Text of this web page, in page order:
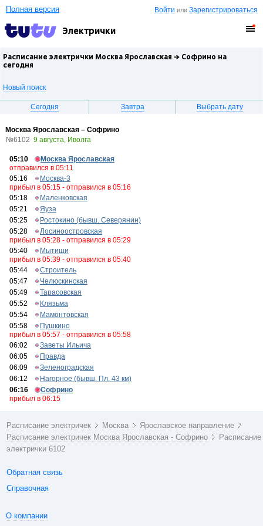
Войти илиЗарегистрироваться
Полная версия
Электрички
Расписание электрички Москва Ярославская → Софрино на
сегодня
Новый поиск
Сегодня Завтра Выбрать дату
Москва Ярославская – Софрино
№6102 9 августа, Иволга
05:10
Москва Ярославская
отправился в 05:11
05:16
Москва-3
прибыл в 05:15 - отправился в 05:16
05:18
Маленковская
05:21
Яуза
05:25
Ростокино (бывш. Северянин)
05:28
Лосиноостровская
прибыл в 05:28 - отправился в 05:29
05:40
Мытищи
прибыл в 05:39 - отправился в 05:40
05:44
Строитель
05:47
Челюскинская
05:49
Тарасовская
05:52
Клязьма
05:54
Мамонтовская
05:58
Пушкино
прибыл в 05:57 - отправился в 05:58
06:02
Заветы Ильича
06:05
Правда
06:09
Зеленоградская
06:12
Нагорное (бывш. Пл. 43 км)
06:16
Софрино
прибыл в 06:15
Расписание электричек Москва
Ярославское направление
Расписание электричек Москва Ярославская - Софрино
Расписание
электрички 6102
Обратная связь
Справочная
О компании